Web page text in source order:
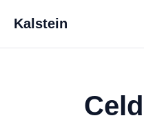
Kalstein